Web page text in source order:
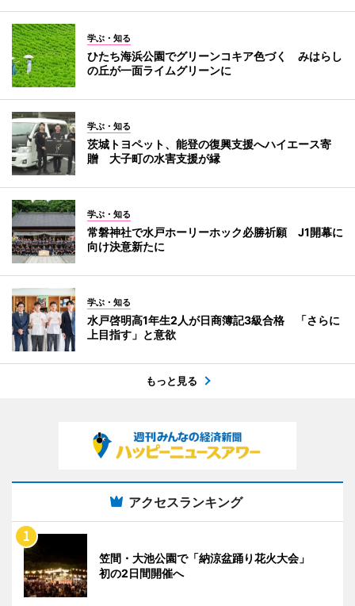
学ぶ・知る
ひたち海浜公園でグリーンコキア色づく みはらし
の丘が一面ライムグリーンに
学ぶ・知る
茨城トヨペット、能登の復興支援へハイエース寄
贈 大子町の水害支援が縁
学ぶ・知る
常磐神社で水戸ホーリーホック必勝祈願 J1開幕に
向け決意新たに
学ぶ・知る
水戸啓明高1年生2人が日商簿記3級合格 「さらに
上目指す」と意欲
もっと見る
アクセスランキング
笠間・大池公園で「納涼盆踊り花火大会」
初の2日間開催へ